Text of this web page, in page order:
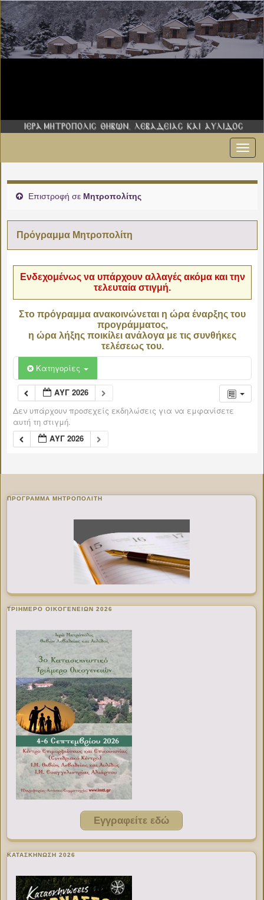
Επιστροφή σε Μητροπολίτης
Πρόγραμμα Μητροπολίτη
Ενδεχομένως να υπάρχουν αλλαγές ακόμα και την
τελευταία στιγμή.
Στο πρόγραμμα ανακοινώνεται η ώρα έναρξης του
προγράμματος,
η ώρα λήξης ποικίλει ανάλογα με τις συνθήκες
τελέσεως του.
Κατηγορίες
ΑΥΓ 2026
Δεν υπάρχουν προσεχείς εκδηλώσεις για να εμφανίσετε
αυτή τη στιγμή.
ΑΥΓ 2026
ΠΡΌΓΡΑΜΜΑ ΜΗΤΡΟΠΟΛΊΤΗ
ΤΡΙΗΜΕΡΟ ΟΙΚΟΓΕΝΕΙΩΝ 2026
Εγγραφείτε εδώ
ΚΑΤΑΣΚΗΝΩΣΗ 2026